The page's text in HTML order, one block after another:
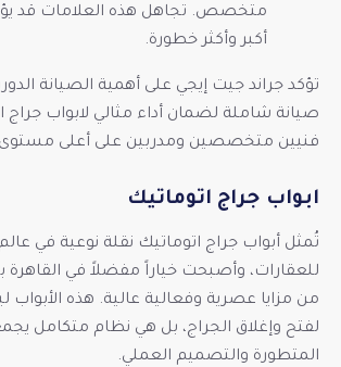
متخصص. تجاهل هذه العلامات قد
أكبر وأكثر خطورة.
تؤكد جراند جيت إيجي على أهمية الصيانة
صيانة شاملة لضمان أداء مثالي لابواب جراج
فنيين متخصصين ومدربين على أعلى
ابواب جراج اتوماتيك
تُمثل أبواب جراج اتوماتيك نقلة نوعية في عالم
للعقارات، وأصبحت خياراً مفضلاً في
من مزايا عصرية وفعالية عالية. هذه
لفتح وإغلاق الجراج، بل هي نظام متكامل يجمع
المتطورة والتصميم العملي.